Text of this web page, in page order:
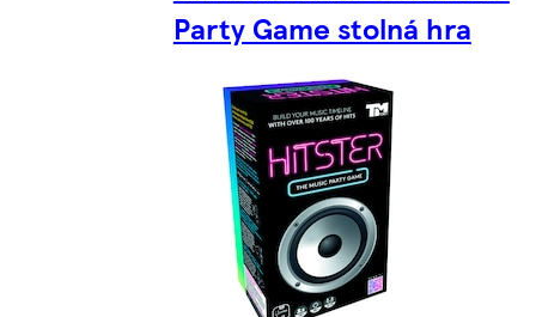
Party Game stolná hra